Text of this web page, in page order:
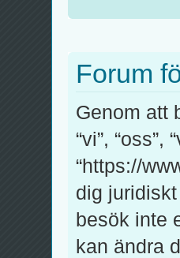
Forum
Genom att
“vi”,
“https://
dig
besök inte
kan ändra